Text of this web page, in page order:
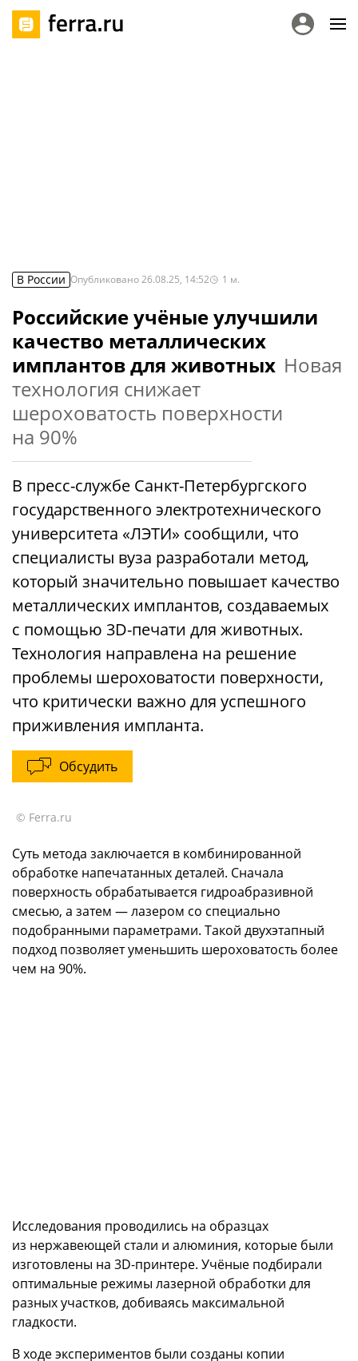
В России Опубликовано26.08.25, 14:52 1 м.
Российские учёные улучшили
качество металлических
имплантов для животных Новая
технология снижает
шероховатость поверхности
на 90%
В пресс-службе Санкт-Петербургского
государственного электротехнического
университета «ЛЭТИ» сообщили, что
специалисты вуза разработали метод,
который значительно повышает качество
металлических имплантов, создаваемых
с помощью 3D-печати для животных.
Технология направлена на решение
проблемы шероховатости поверхности,
что критически важно для успешного
приживления импланта.
Обсудить
© Ferra.ru
Суть метода заключается в комбинированной
обработке напечатанных деталей. Сначала
поверхность обрабатывается гидроабразивной
смесью, а затем — лазером со специально
подобранными параметрами. Такой двухэтапный
подход позволяет уменьшить шероховатость более
чем на 90%.
Исследования проводились на образцах
из нержавеющей стали и алюминия, которые были
изготовлены на 3D-принтере. Учёные подбирали
оптимальные режимы лазерной обработки для
разных участков, добиваясь максимальной
гладкости.
В ходе экспериментов были созданы копии